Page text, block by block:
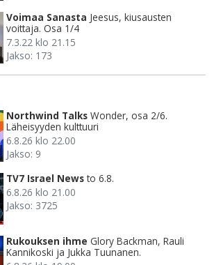
Voimaa Sanasta Jeesus, kiusausten
voittaja. Osa 1/4
7.3.22 klo 21.15
Jakso: 173
Northwind Talks Wonder, osa 2/6.
Läheisyyden kulttuuri
6.8.26 klo 22.00
Jakso: 9
TV7 Israel News to 6.8.
6.8.26 klo 21.00
Jakso: 3725
Rukouksen ihme Glory Backman, Rauli
Kannikoski ja Jukka Tuunanen.